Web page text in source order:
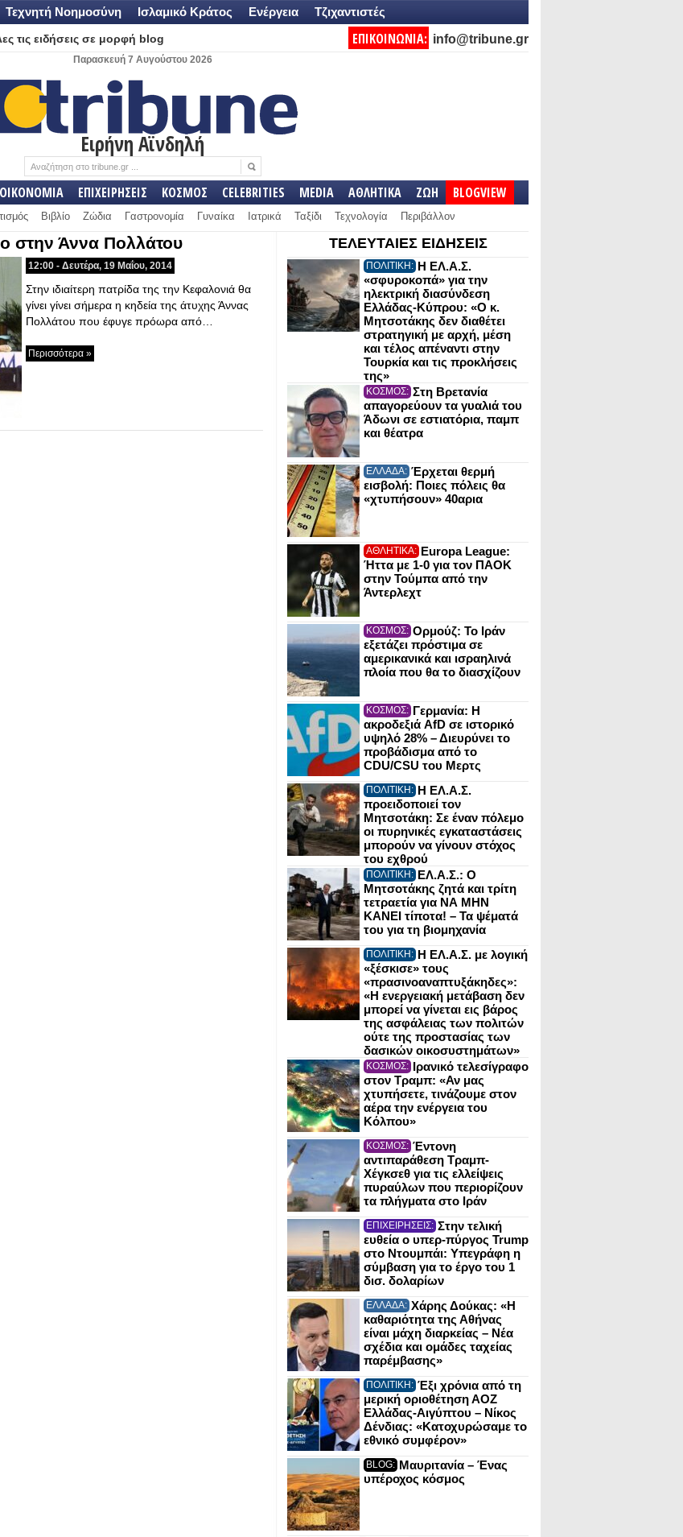
Τεχνητή Νοημοσύνη Ισλαμικό Κράτος Ενέργεια Τζιχαντιστές
τις ειδήσεις σε μορφή blog ΕΠΙΚΟΙΝΩΝΙΑ: info@tribune.gr
Παρασκευή 7 Αυγούστου 2026
Ειρήνη Αϊνδηλή
ΟΙΚΟΝΟΜΙΑ ΕΠΙΧΕΙΡΗΣΕΙΣ ΚΟΣΜΟΣ CELEBRITIES MEDIA ΑΘΛΗΤΙΚΑ ΖΩΗ BLOGVIEW
Βιβλίο Ζώδια Γαστρονομία Γυναίκα Ιατρικά Ταξίδι Τεχνολογία Περιβάλλον
στην Άννα Πολλάτου
12:00 - Δευτέρα, 19 Μαΐου, 2014
Στην ιδιαίτερη πατρίδα της την Κεφαλονιά θα
γίνει γίνει σήμερα η κηδεία της άτυχης Άννας
Πολλάτου που έφυγε πρόωρα από…
Περισσότερα »
ΤΕΛΕΥΤΑΙΕΣ ΕΙΔΗΣΕΙΣ
ΠΟΛΙΤΙΚΗ: Η ΕΛ.Α.Σ.
«σφυροκοπά» για την
ηλεκτρική διασύνδεση
Ελλάδας-Κύπρου: «Ο κ.
Μητσοτάκης δεν διαθέτει
στρατηγική με αρχή, μέση
και τέλος απέναντι στην
Τουρκία και τις προκλήσεις
της»
ΚΟΣΜΟΣ: Στη Βρετανία
απαγορεύουν τα γυαλιά του
Άδωνι σε εστιατόρια, παμπ
και θέατρα
ΕΛΛΑΔΑ: Έρχεται θερμή
εισβολή: Ποιες πόλεις θα
«χτυπήσουν» 40αρια
ΑΘΛΗΤΙΚΑ: Europa League:
Ήττα με 1-0 για τον ΠΑΟΚ
στην Τούμπα από την
Άντερλεχτ
ΚΟΣΜΟΣ: Ορμούζ: Το Ιράν
εξετάζει πρόστιμα σε
αμερικανικά και ισραηλινά
πλοία που θα το διασχίζουν
ΚΟΣΜΟΣ: Γερμανία: Η
ακροδεξιά AfD σε ιστορικό
υψηλό 28% – Διευρύνει το
προβάδισμα από το
CDU/CSU του Μερτς
ΠΟΛΙΤΙΚΗ: Η ΕΛ.Α.Σ.
προειδοποιεί τον
Μητσοτάκη: Σε έναν πόλεμο
οι πυρηνικές εγκαταστάσεις
μπορούν να γίνουν στόχος
του εχθρού
ΠΟΛΙΤΙΚΗ: ΕΛ.Α.Σ.: Ο
Μητσοτάκης ζητά και τρίτη
τετραετία για ΝΑ ΜΗΝ
ΚΑΝΕΙ τίποτα! – Τα ψέματά
του για τη βιομηχανία
ΠΟΛΙΤΙΚΗ: Η ΕΛ.Α.Σ. με λογική
«ξέσκισε» τους
«πρασινοαναπτυξάκηδες»:
«Η ενεργειακή μετάβαση δεν
μπορεί να γίνεται εις βάρος
της ασφάλειας των πολιτών
ούτε της προστασίας των
δασικών οικοσυστημάτων»
ΚΟΣΜΟΣ: Ιρανικό τελεσίγραφο
στον Τραμπ: «Αν μας
χτυπήσετε, τινάζουμε στον
αέρα την ενέργεια του
Κόλπου»
ΚΟΣΜΟΣ: Έντονη
αντιπαράθεση Τραμπ-
Χέγκσεθ για τις ελλείψεις
πυραύλων που περιορίζουν
τα πλήγματα στο Ιράν
ΕΠΙΧΕΙΡΗΣΕΙΣ: Στην τελική
ευθεία ο υπερ-πύργος Trump
στο Ντουμπάι: Υπεγράφη η
σύμβαση για το έργο του 1
δισ. δολαρίων
ΕΛΛΑΔΑ: Χάρης Δούκας: «Η
καθαριότητα της Αθήνας
είναι μάχη διαρκείας – Νέα
σχέδια και ομάδες ταχείας
παρέμβασης»
ΠΟΛΙΤΙΚΗ: Έξι χρόνια από τη
μερική οριοθέτηση ΑΟΖ
Ελλάδας-Αιγύπτου – Νίκος
Δένδιας: «Κατοχυρώσαμε το
εθνικό συμφέρον»
BLOG: Μαυριτανία – Ένας
υπέροχος κόσμος